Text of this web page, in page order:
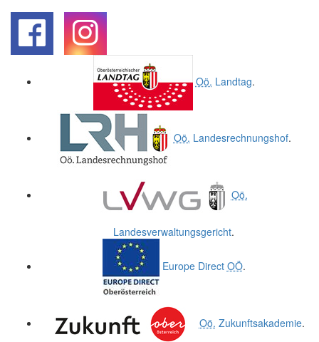
Oö. Landtag.
Oö. Landesrechnungshof.
Oö.
Landesverwaltungsgericht.
Europe Direct OÖ.
Oö. Zukunftsakademie.